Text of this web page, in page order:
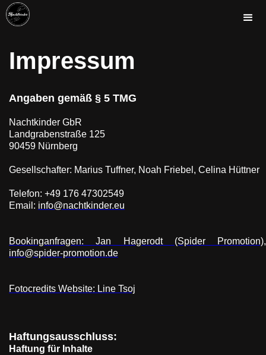
Impressum
Angaben gemäß § 5 TMG
Nachtkinder GbR
Landgrabenstraße 125
90459 Nürnberg
Gesellschafter: Marius Tuffner, Noah Friebel, Celina Hüttner
Telefon: +49 176 47302549
Email: info@nachtkinder.eu
Bookinganfragen: Jan Hagerodt (Spider
info@spider-promotion.de
Fotocredits Website: Line Tsoj
Haftungsausschluss:
Haftung für Inhalte